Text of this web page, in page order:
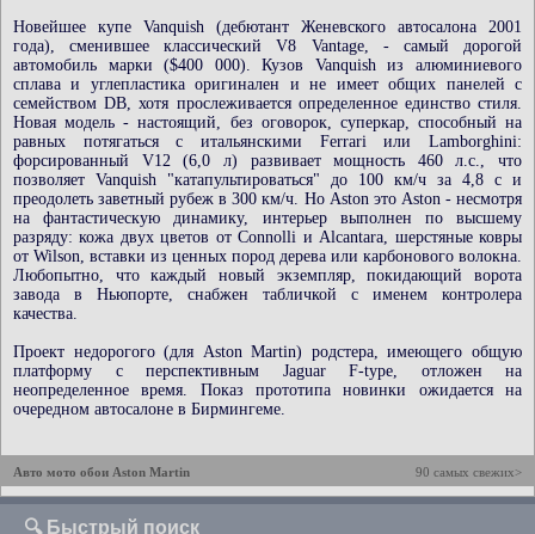
Новейшее купе Vanquish (дебютант Женевского автосалона 2001
года), сменившее классический V8 Vantage, - самый дорогой
автомобиль марки ($400 000). Кузов Vanquish из алюминиевого
сплава и углепластика оригинален и не имеет общих панелей с
семейством DB, хотя прослеживается определенное единство стиля.
Новая модель - настоящий, без оговорок, суперкар, способный на
равных потягаться с итальянскими Ferrari или Lamborghini:
форсированный V12 (6,0 л) развивает мощность 460 л.с., что
позволяет Vanquish "катапультироваться" до 100 км/ч за 4,8 с и
преодолеть заветный рубеж в 300 км/ч. Но Aston это Aston - несмотря
на фантастическую динамику, интерьер выполнен по высшему
разряду: кожа двух цветов от Connolli и Alcantara, шерстяные ковры
от Wilson, вставки из ценных пород дерева или карбонового волокна.
Любопытно, что каждый новый экземпляр, покидающий ворота
завода в Ньюпорте, снабжен табличкой с именем контролера
качества.
Проект недорогого (для Aston Martin) родстера, имеющего общую
платформу с перспективным Jaguar F-type, отложен на
неопределенное время. Показ прототипа новинки ожидается на
очередном автосалоне в Бирмингеме.
Авто мото обои Aston Martin 90 самых свежих>
🔍 Быстрый поиск